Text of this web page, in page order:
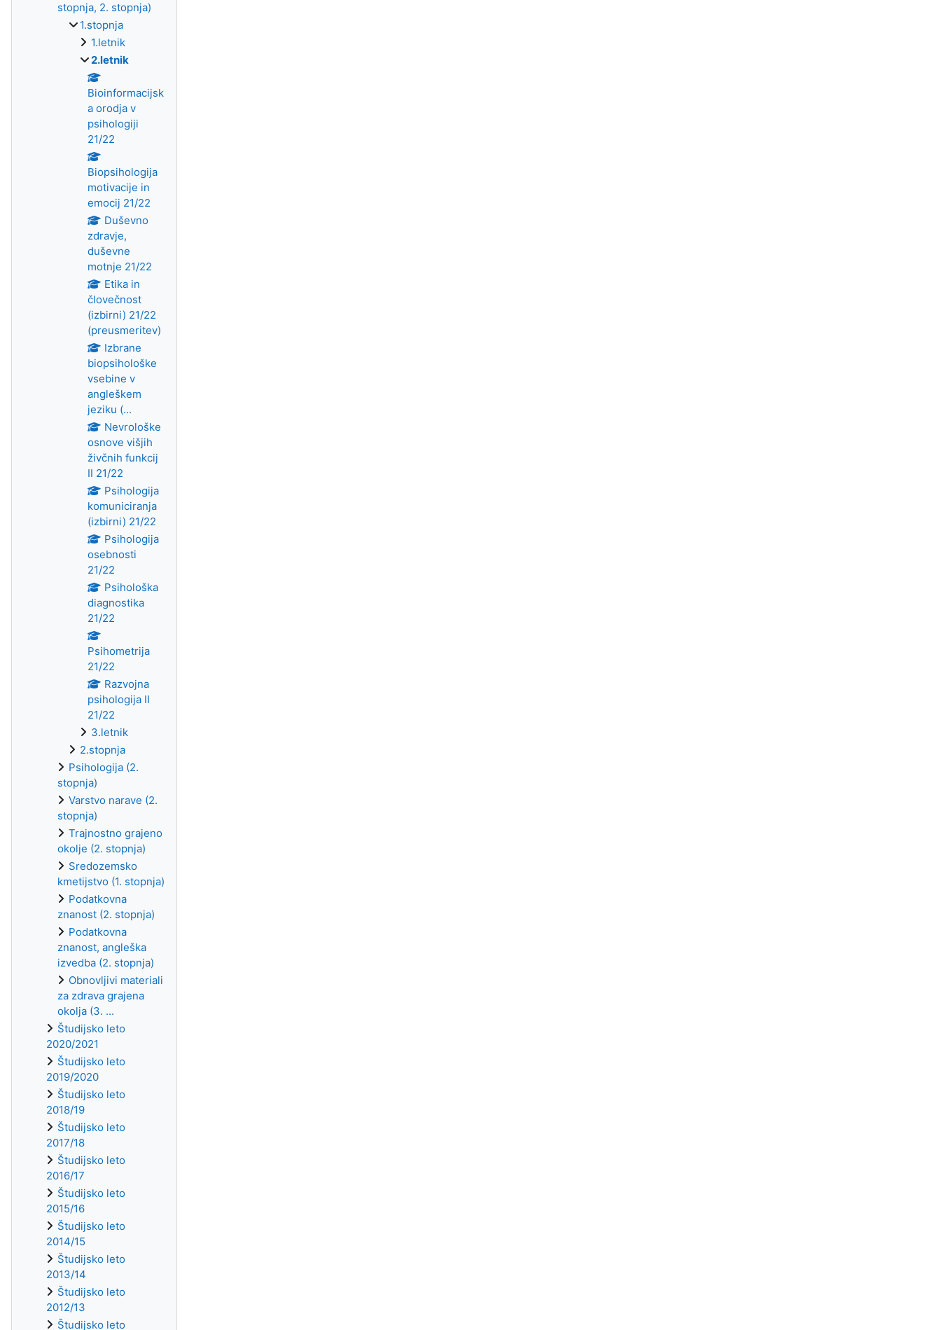
stopnja, 2. stopnja)
1.stopnja
1.letnik
2.letnik
Bioinformacijsk
a orodja v
psihologiji
21/22
Biopsihologija
motivacije in
emocij 21/22
Duševno
zdravje,
duševne
motnje 21/22
Etika in
človečnost
(izbirni) 21/22
(preusmeritev)
Izbrane
biopsihološke
vsebine v
angleškem
jeziku (...
Nevrološke
osnove višjih
živčnih funkcij
II 21/22
Psihologija
komuniciranja
(izbirni) 21/22
Psihologija
osebnosti
21/22
Psihološka
diagnostika
21/22
Psihometrija
21/22
Razvojna
psihologija II
21/22
3.letnik
2.stopnja
Psihologija (2.
stopnja)
Varstvo narave (2.
stopnja)
Trajnostno grajeno
okolje (2. stopnja)
Sredozemsko
kmetijstvo (1. stopnja)
Podatkovna
znanost (2. stopnja)
Podatkovna
znanost, angleška
izvedba (2. stopnja)
Obnovljivi materiali
za zdrava grajena
okolja (3. ...
Študijsko leto
2020/2021
Študijsko leto
2019/2020
Študijsko leto
2018/19
Študijsko leto
2017/18
Študijsko leto
2016/17
Študijsko leto
2015/16
Študijsko leto
2014/15
Študijsko leto
2013/14
Študijsko leto
2012/13
Študijsko leto